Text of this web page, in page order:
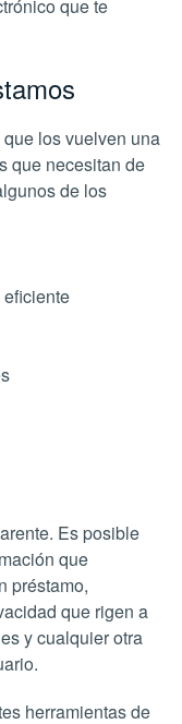
que te
los vuelven una
que necesitan de
de los
Es posible
que
préstamo,
que rigen a
y cualquier otra
herramientas de